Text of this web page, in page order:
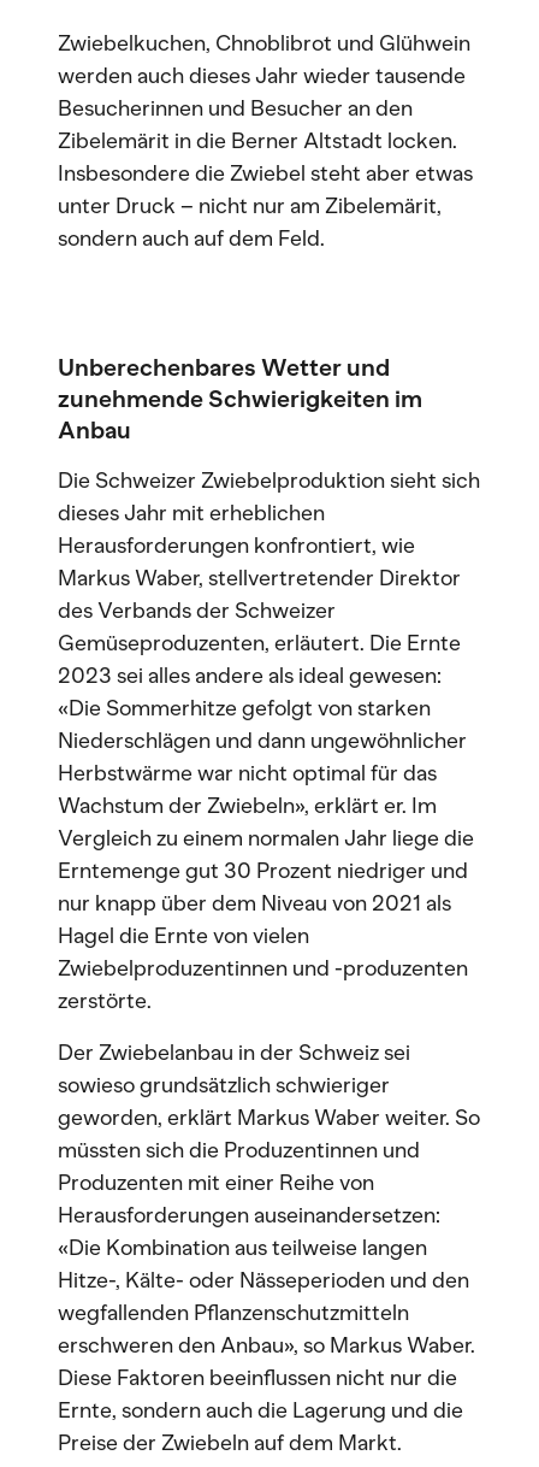
Zwiebelkuchen, Chnoblibrot und Glühwein
werden auch dieses Jahr wieder tausende
Besucherinnen und Besucher an den
Zibelemärit in die Berner Altstadt locken.
Insbesondere die Zwiebel steht aber etwas
unter Druck – nicht nur am Zibelemärit,
sondern auch auf dem Feld.
Unberechenbares Wetter und
zunehmende Schwierigkeiten im
Anbau
Die Schweizer Zwiebelproduktion sieht sich
dieses Jahr mit erheblichen
Herausforderungen konfrontiert, wie
Markus Waber, stellvertretender Direktor
des Verbands der Schweizer
Gemüseproduzenten, erläutert. Die Ernte
2023 sei alles andere als ideal gewesen:
«Die Sommerhitze gefolgt von starken
Niederschlägen und dann ungewöhnlicher
Herbstwärme war nicht optimal für das
Wachstum der Zwiebeln», erklärt er. Im
Vergleich zu einem normalen Jahr liege die
Erntemenge gut 30 Prozent niedriger und
nur knapp über dem Niveau von 2021 als
Hagel die Ernte von vielen
Zwiebelproduzentinnen und -produzenten
zerstörte.
Der Zwiebelanbau in der Schweiz sei
sowieso grundsätzlich schwieriger
geworden, erklärt Markus Waber weiter. So
müssten sich die Produzentinnen und
Produzenten mit einer Reihe von
Herausforderungen auseinandersetzen:
«Die Kombination aus teilweise langen
Hitze-, Kälte- oder Nässeperioden und den
wegfallenden Pflanzenschutzmitteln
erschweren den Anbau», so Markus Waber.
Diese Faktoren beeinflussen nicht nur die
Ernte, sondern auch die Lagerung und die
Preise der Zwiebeln auf dem Markt.